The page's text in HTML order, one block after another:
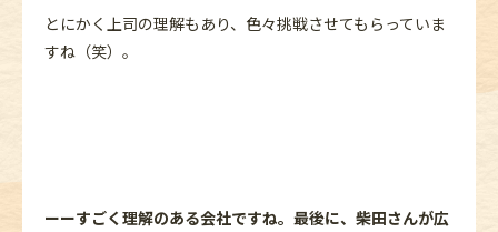
とにかく上司の理解もあり、色々挑戦させてもらっていま
すね（笑）。
ーーすごく理解のある会社ですね。最後に、柴田さんが広